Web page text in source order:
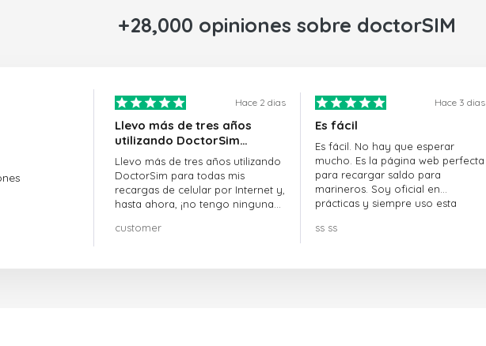
+28,000 opiniones sobre doctorSIM
Hace 2 dias
Llevo más de tres años
utilizando DoctorSim…
Llevo más de tres años utilizando
DoctorSim para todas mis
recargas de celular por Internet y,
hasta ahora, ¡no tengo ninguna
customer
Hace 3 dias
Es fácil
Es fácil. No hay que esperar
mucho. Es la página web perfecta
para recargar saldo para
marineros. Soy oficial en
prácticas y siempre uso esta
ss ss